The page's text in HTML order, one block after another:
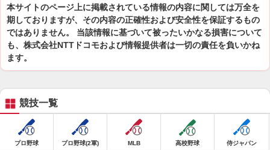
本サイトのページ上に掲載されている情報の内容に関しては万全を
期しておりますが、その内容の正確性および安全性を保証するもの
ではありません。 当該情報に基づいて被ったいかなる損害について
も、株式会社NTTドコモおよび情報提供者は一切の責任を負いかね
ます。
競技一覧
プロ野球 プロ野球(2軍) MLB 高校野球 侍ジャパン